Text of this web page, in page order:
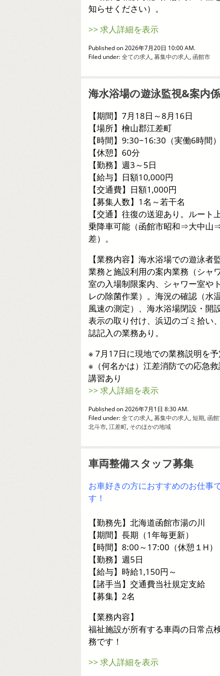
知らせください）。
>> 求人詳細を表示
Published on 2026年7月20日 10:00 AM.
Filed under:全ての求人, 募集中の求人, 函館市
海水浴場の遊泳監視&案内係
【期間】7月18日～8月16日
【場所】檜山郡江差町
【時間】9:30~16:30（実働6時間
【休憩】60分
【勤務】週3～5日
【給与】日額10,000円
【交通費】日額1,000円
【募集人数】1名～若干名
【交通】往復の送迎あり。ルート
乗降車可能（函館市昭和⇒大中山
差）。
【業務内容】海水浴場での遊泳者
業務と施設利用の案内業務（シャ
室の入場制限案内、シャワー室や
レの除菌作業）。海況の確認（水
風速の測定）、海水浴場閉設・開
表示の取り付け、浜辺のゴミ拾い
誌記入の業務あり。
※ 7月17日に現地での業務説明を
※（何名かは）江差消防での応急
講習あり
>> 求人詳細を表示
Published on 2026年7月1日 8:30 AM.
Filed under:全ての求人, 募集中の求人, 短期, 函
北斗市, 江差町, そのほかの地域
車両整備スタッフ募集
お車好きの方におすすめのお仕事
す！
【勤務先】北海道函館市湯の川
【期間】長期（1年毎更新）
【時間】8:00～17:00（休憩１H）
【勤務】週5日
【給与】時給1,150円～
【諸手当】交通費当社規定支給
【募集】2名
【業務内容】
福祉施設が所有する車両の日常点
務です！
>> 求人詳細を表示